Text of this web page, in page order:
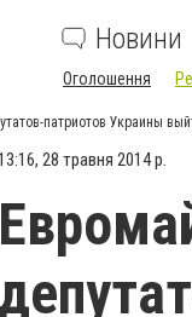
Новини
Оголошення
патриотов Украины
28 травня 2014 р.